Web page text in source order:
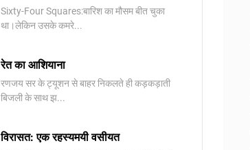
Sixty-Four Squares:बारिश का मौसम बीत चुका
था।लेकिन उसके कमरे...
रेत का आशियाना
रणजय सर के ट्यूशन से बाहर निकलते ही कड़कड़ाती
बिजली के साथ झ...
विरासत: एक रहस्यमयी वसीयत